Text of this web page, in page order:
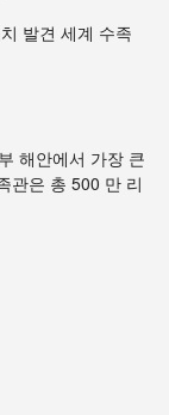
발견 세계 수족
해안에서 가장 큰
관은 총 500 만 리